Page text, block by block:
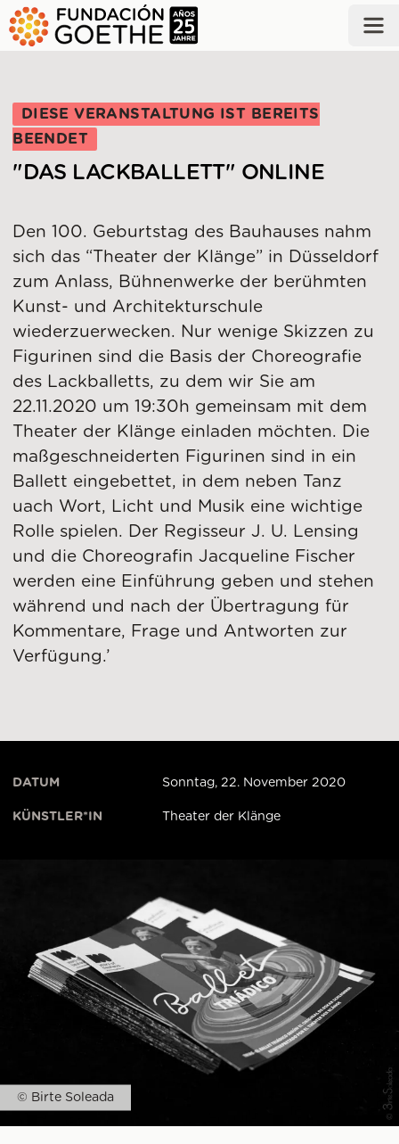
ZUM HAUPTINHALT SPRINGEN
DIESE VERANSTALTUNG IST BEREITS
BEENDET
"DAS LACKBALLETT" ONLINE
Den 100. Geburtstag des Bauhauses nahm
sich das “Theater der Klänge” in Düsseldorf
zum Anlass, Bühnenwerke der berühmten
Kunst- und Architekturschule
wiederzuerwecken. Nur wenige Skizzen zu
Figurinen sind die Basis der Choreografie
des Lackballetts, zu dem wir Sie am
22.11.2020 um 19:30h gemeinsam mit dem
Theater der Klänge einladen möchten. Die
maßgeschneiderten Figurinen sind in ein
Ballett eingebettet, in dem neben Tanz
uach Wort, Licht und Musik eine wichtige
Rolle spielen. Der Regisseur J. U. Lensing
und die Choreografin Jacqueline Fischer
werden eine Einführung geben und stehen
während und nach der Übertragung für
Kommentare, Frage und Antworten zur
Verfügung.’
DATUM Sonntag, 22. November 2020
KÜNSTLER*IN Theater der Klänge
© Birte Soleada